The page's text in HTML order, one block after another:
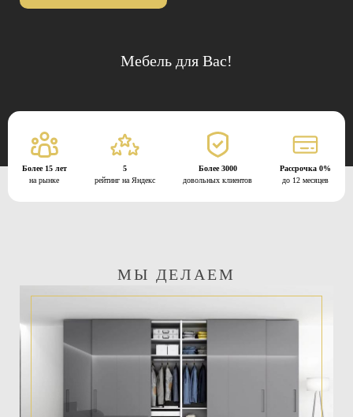
Мебель для Вас!
Более 15 лет
на рынке
5
рейтинг на Яндекс
Более 3000
довольных клиентов
Рассрочка 0%
до 12 месяцев
МЫ ДЕЛАЕМ